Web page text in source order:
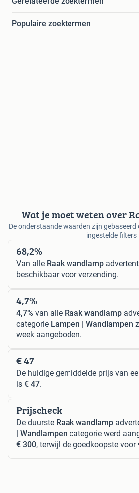
Populaire zoektermen
Wat je moet weten over
De onderstaande waarden zijn gebaseerd
ingestelde filters
68,2%
Van alle Raak wandlamp
beschikbaar voor verzending.
4,7%
4,7% van alle Raak wandlamp
categorie Lampen | Wandlampen
week aangeboden.
€ 47
De huidige gemiddelde prijs van
is € 47.
Prijscheck
De duurste Raak wandlamp
| Wandlampen categorie werd
€ 300, terwijl de goedkoopste voor